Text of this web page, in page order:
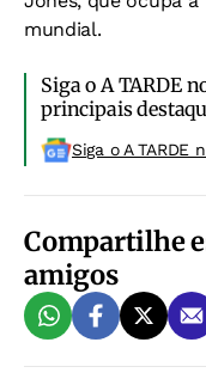
mundial.
Siga o A TARDE
principais
Siga o A TARDE
Compartilhe
amigos